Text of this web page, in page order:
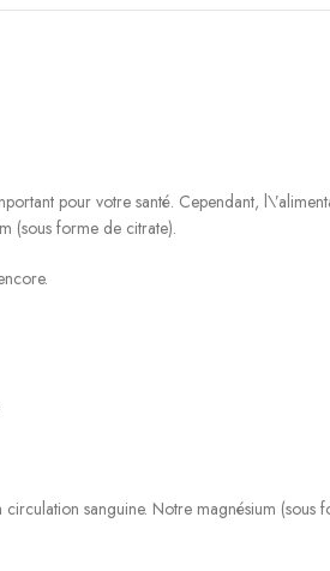
pour votre santé. Cependant,
(sous forme de citrate).
sanguine. Notre magnésium